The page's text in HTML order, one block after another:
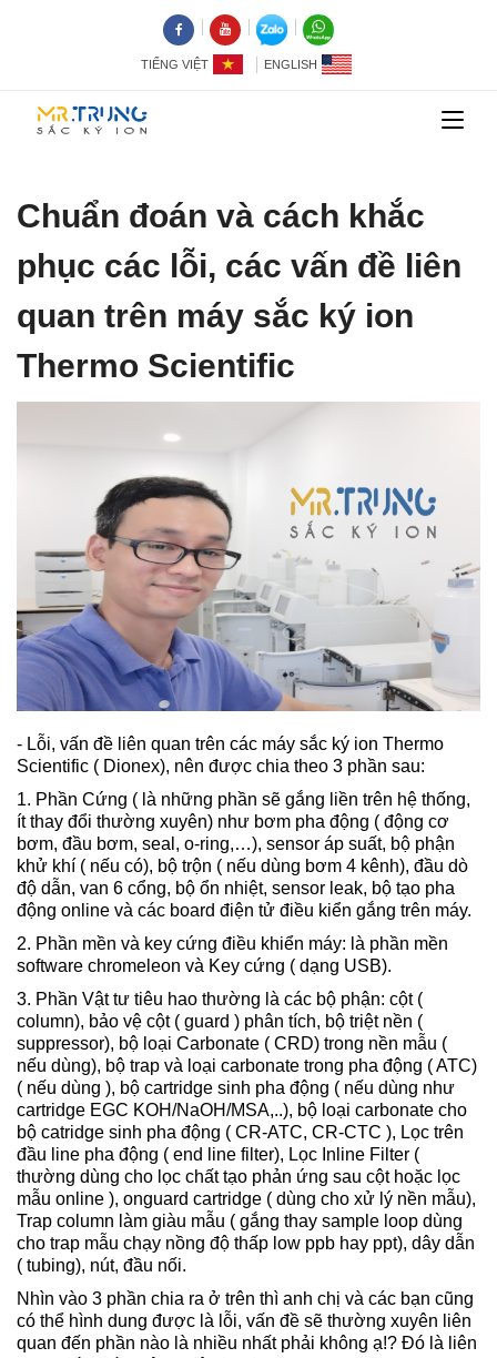
TIẾNG VIỆT ENGLISH
Chuẩn đoán và cách khắc
phục các lỗi, các vấn đề liên
quan trên máy sắc ký ion
Thermo Scientific
- Lỗi, vấn đề liên quan trên các máy sắc ký ion Thermo
Scientific ( Dionex), nên được chia theo 3 phần sau:
1. Phần Cứng ( là những phần sẽ gắng liền trên hệ thống,
ít thay đổi thường xuyên) như bơm pha động ( động cơ
bơm, đầu bơm, seal, o-ring,…), sensor áp suất, bộ phận
khử khí ( nếu có), bộ trộn ( nếu dùng bơm 4 kênh), đầu dò
độ dẫn, van 6 cổng, bộ ổn nhiệt, sensor leak, bộ tạo pha
động online và các board điện tử điều kiển gắng trên máy.
2. Phần mền và key cứng điều khiển máy: là phần mền
software chromeleon và Key cứng ( dạng USB).
3. Phần Vật tư tiêu hao thường là các bộ phận: cột (
column), bảo vệ cột ( guard ) phân tích, bộ triệt nền (
suppressor), bộ loại Carbonate ( CRD) trong nền mẫu (
nếu dùng), bộ trap và loại carbonate trong pha động ( ATC)
( nếu dùng ), bộ cartridge sinh pha động ( nếu dùng như
cartridge EGC KOH/NaOH/MSA,..), bộ loại carbonate cho
bộ catridge sinh pha động ( CR-ATC, CR-CTC ), Lọc trên
đầu line pha động ( end line filter), Lọc Inline Filter (
thường dùng cho lọc chất tạo phản ứng sau cột hoặc lọc
mẫu online ), onguard cartridge ( dùng cho xử lý nền mẫu),
Trap column làm giàu mẫu ( gắng thay sample loop dùng
cho trap mẫu chạy nồng độ thấp low ppb hay ppt), dây dẫn
( tubing), nút, đầu nối.
Nhìn vào 3 phần chia ra ở trên thì anh chị và các bạn cũng
có thể hình dung được là lỗi, vấn đề sẽ thường xuyên liên
quan đến phần nào là nhiều nhất phải không ạ!? Đó là liên